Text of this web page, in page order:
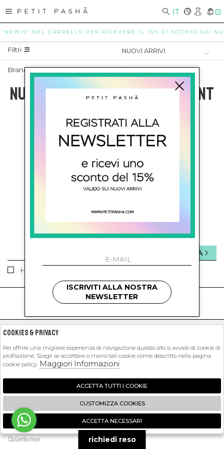
IT 0
NEL CARRELLO PER RICEVERE IL 15% DI SCONTO SUI
Filtri
Brand Con Nuovi Arrivi Neonato / CARREMENT BEAU
NUOVI ARRIVI NEONATO CARREMENT
BEAU
SHOW ITEMS1to 0of0
ISCRIVITI ALLA NEWSLETTER
Ho letto ed accettato le condizioni sulla privacy.
INVIA
kids
SHOPPING
EXTRA
2026 Petit Pasha - P.iva : 09423341214 Powered by
Zucchetti
🍪
ISCRIVITI ALLA NOSTRA
NEWSLETTER
richiedi reso
Cookies & Privacy
Per offrire una migliore esperienza di navigazione questo sito si avvale di cookie di
profilazione. Scegli se accettare o meno tali cookie come descritto nella pagina
cookie policy. Maggiori Informazioni
ACCETTA TUTTI I COOKIE
CUSTOMIZZA COOKIES
ACCETTA NECESSARI